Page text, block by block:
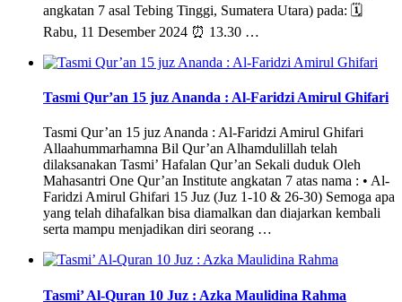
angkatan 7 asal Tebing Tinggi, Sumatera Utara) pada: 🗓️
Rabu, 11 Desember 2024 ⏰ 13.30 …
Tasmi Qur’an 15 juz Ananda : Al-Faridzi Amirul Ghifari
Tasmi Qur’an 15 juz Ananda : Al-Faridzi Amirul Ghifari
Allaahummarhamna Bil Qur’an Alhamdulillah telah
dilaksanakan Tasmi’ Hafalan Qur’an Sekali duduk Oleh
Mahasantri One Qur’an Institute angkatan 7 atas nama : • Al-
Faridzi Amirul Ghifari 15 Juz (Juz 1-10 & 26-30) Semoga apa
yang telah dihafalkan bisa diamalkan dan diajarkan kembali
serta mampu menjadikan diri seorang …
Tasmi’ Al-Quran 10 Juz : Azka Maulidina Rahma